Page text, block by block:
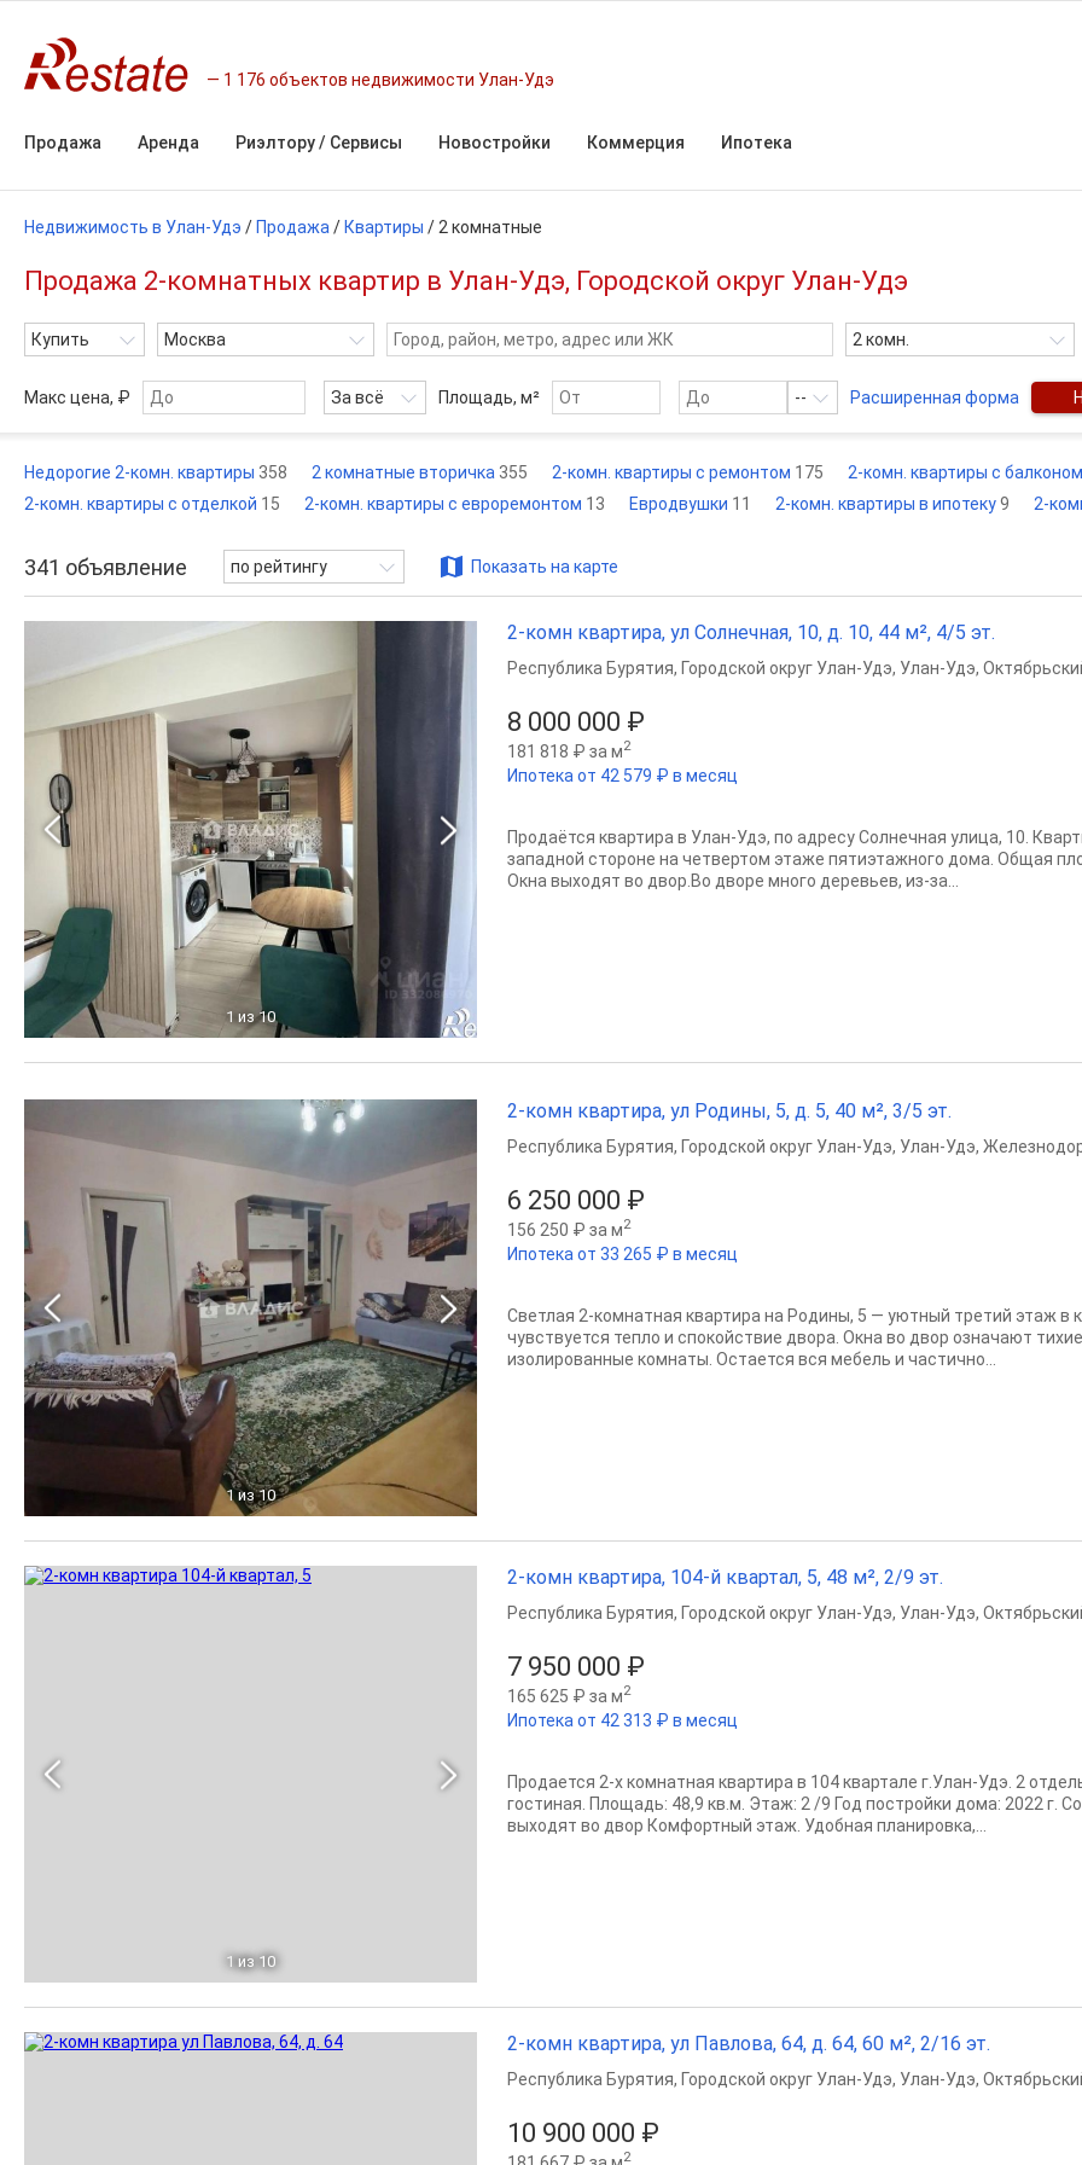
1 176 объектов недвижимости Улан-Удэ
Продажа Аренда Риэлтору / Сервисы Новостройки Коммерция Ипотека
Недвижимость в Улан-Удэ / Продажа / Квартиры / 2 комнатные
Продажа 2-комнатных квартир в Улан-Удэ, Городской округ Улан-Удэ
Купить Москва 2 комн.
Макс цена, ₽ За всё Площадь, м² -- Расширенная форма
Недорогие 2-комн. квартиры 358 2 комнатные вторичка 355 2-комн. квартиры с ремонтом 175
2-комн. квартиры с
2-комн. квартиры с отделкой 15 2-комн. квартиры с евроремонтом 13 Евродвушки 11 2-комн. квартиры в ипотеку9 2-
341 объявление по рейтингу Показать на карте
1 из 10
2-комн квартира, ул Солнечная, 10, д. 10, 44 м², 4/5 эт.
8 000 000 ₽
181 818 ₽ за м2
Ипотека от 42 579 ₽ в месяц
Республика Бурятия, Городской округ Улан-Удэ, Улан-Удэ,
Продаётся квартира в Улан-Удэ, пo адресу Cолнечная улица, 10.
западной cтороне нa четвeртoм этаже пятиэтaжнoгo домa. Oбщaя
Oкна выхoдят во двор.Во дворе много деревьев, из-за...
1 из 10
2-комн квартира, ул Родины, 5, д. 5, 40 м², 3/5 эт.
6 250 000 ₽
156 250 ₽ за м2
Ипотека от 33 265 ₽ в месяц
Республика Бурятия, Городской округ Улан-Удэ, Улан-Удэ,
Светлая 2-комнатная квартира на Родины, 5 — уютный третий этаж в
чувствуется тепло и спокойствие двора. Окна во двор означают
изолированные комнаты. Остается вся мебель и частично...
1 из 10
2-комн квартира, 104-й квартал, 5, 48 м², 2/9 эт.
7 950 000 ₽
165 625 ₽ за м2
Ипотека от 42 313 ₽ в месяц
Республика Бурятия, Городской округ Улан-Удэ, Улан-Удэ,
Продается 2-х комнатная квартира в 104 квартале г.Улан-Удэ. 2
гостиная. Площадь: 48,9 кв.м. Этаж: 2 /9 Год постройки дома: 2022 г.
выходят во двор Комфортный этаж. Удобная планировка,...
2-комн квартира, ул Павлова, 64, д. 64, 60 м², 2/16 эт.
10 900 000 ₽
2
Республика Бурятия, Городской округ Улан-Удэ, Улан-Удэ,